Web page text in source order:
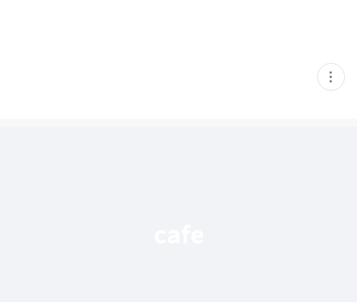
현
재